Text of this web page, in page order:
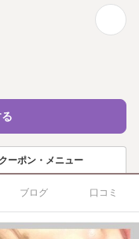
クーポン・メニュー
ブログ 口コミ